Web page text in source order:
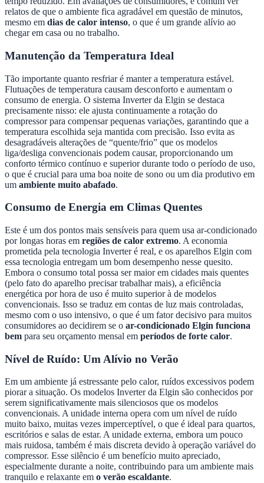
relatos de que o ambiente fica agradável em questão de minutos,
mesmo em dias de calor intenso, o que é um grande alívio ao
chegar em casa ou no trabalho.
Manutenção da Temperatura Ideal
Tão importante quanto resfriar é manter a temperatura estável.
Flutuações de temperatura causam desconforto e aumentam o
consumo de energia. O sistema Inverter da Elgin se destaca
precisamente nisso: ele ajusta continuamente a rotação do
compressor para compensar pequenas variações, garantindo que a
temperatura escolhida seja mantida com precisão. Isso evita as
desagradáveis alterações de “quente/frio” que os modelos
liga/desliga convencionais podem causar, proporcionando um
conforto térmico contínuo e superior durante todo o período de uso,
o que é crucial para uma boa noite de sono ou um dia produtivo em
um ambiente muito abafado.
Consumo de Energia em Climas Quentes
Este é um dos pontos mais sensíveis para quem usa ar-condicionado
por longas horas em regiões de calor extremo. A economia
prometida pela tecnologia Inverter é real, e os aparelhos Elgin com
essa tecnologia entregam um bom desempenho nesse quesito.
Embora o consumo total possa ser maior em cidades mais quentes
(pelo fato do aparelho precisar trabalhar mais), a eficiência
energética por hora de uso é muito superior à de modelos
convencionais. Isso se traduz em contas de luz mais controladas,
mesmo com o uso intensivo, o que é um fator decisivo para muitos
consumidores ao decidirem se o ar-condicionado Elgin funciona
bem para seu orçamento mensal em períodos de forte calor.
Nível de Ruído: Um Alívio no Verão
Em um ambiente já estressante pelo calor, ruídos excessivos podem
piorar a situação. Os modelos Inverter da Elgin são conhecidos por
serem significativamente mais silenciosos que os modelos
convencionais. A unidade interna opera com um nível de ruído
muito baixo, muitas vezes imperceptível, o que é ideal para quartos,
escritórios e salas de estar. A unidade externa, embora um pouco
mais ruidosa, também é mais discreta devido à operação variável do
compressor. Esse silêncio é um benefício muito apreciado,
especialmente durante a noite, contribuindo para um ambiente mais
tranquilo e relaxante em o verão escaldante.